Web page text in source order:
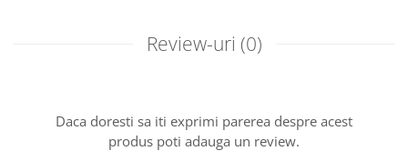
Review-uri (0)
Daca doresti sa iti exprimi parerea despre acest
produs poti adauga un review.